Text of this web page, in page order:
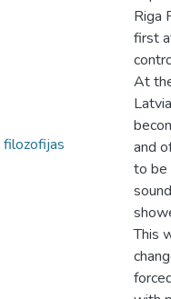
filozofijas
Riga
first
At
and
to be
This